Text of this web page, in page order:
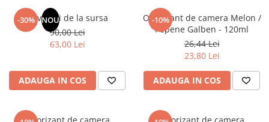
Lecturi Scolare
Lumea Copilariei
Ma pregatesc pentru scoala
Clasa a II-a
Clasa a III-a
Clasa a IV-a
-30% NOU
Revelatii de la sursa
90,00 Lei
63,00 Lei
ADAUGA IN COS
-10%
Odorizant de camera Melon /
Pepene Galben - 120ml
26,44 Lei
23,80 Lei
ADAUGA IN COS